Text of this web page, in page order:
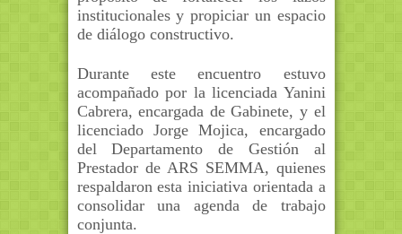
institucionales y propiciar un espacio
de diálogo constructivo.
Durante este encuentro estuvo
acompañado por la licenciada Yanini
Cabrera, encargada de Gabinete, y el
licenciado Jorge Mojica, encargado
del Departamento de Gestión al
Prestador de ARS SEMMA, quienes
respaldaron esta iniciativa orientada a
consolidar una agenda de trabajo
conjunta.